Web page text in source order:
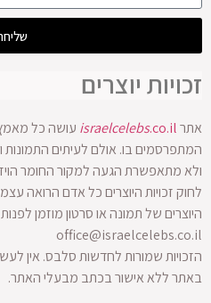
זכויות יוצרים
אתר israelcelebs.co.il
עושה כל מאמץ
המתפרסמים בו. אולם לעיתים
לחוק זכויות היוצרים כל אדם הרואה
היוצרים של תמונה או סרטון מוזמן
office@israelcelebs.co.il
הזכויות שמורות לחדשות סלבס. אין
באתר ללא אישור בכתב מבעלי האתר.